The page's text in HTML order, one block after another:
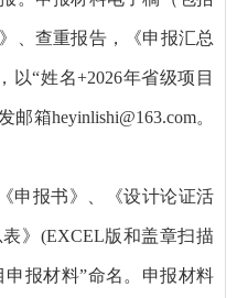
、查重报告，《申报汇总
以“姓名+2026年省级项目
邮箱heyinlishi@163.com。
申报书》、《设计论证活
》(EXCEL版和盖章扫描
申报材料”命名。申报材料